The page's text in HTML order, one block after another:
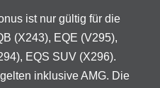
ist nur gültig für die
(X243), EQE (V295),
EQS SUV (X296).
inklusive AMG. Die